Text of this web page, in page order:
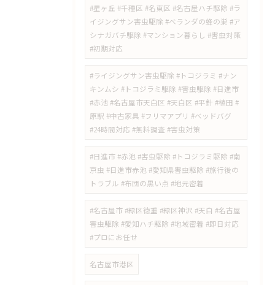
#星ヶ丘 #千種区 #名東区 #名古屋ハチ駆除 #ラ
イジングサン害虫駆除 #ベランダの蜂の巣 #ア
シナガバチ駆除 #マンション暮らし #害虫対策
#初期対応
#ライジングサン害虫駆除 #トコジラミ #ナン
キンムシ #トコジラミ駆除 #害虫駆除 #日進市
#赤池 #名古屋市天白区 #天白区 #平針 #植田 #
原駅 #中古家具 #フリマアプリ #ベッドバグ
#24時間対応 #無料調査 #害虫対策
​#日進市 #赤池 #害虫駆除 #トコジラミ駆除 #南
京虫 #日進市赤池 #愛知県害虫駆除 #旅行後の
トラブル #布団の黒い点 #地元密着
#名古屋市 #緑区徳重 #緑区神沢 #天白 #名古屋
害虫駆除 #愛知ハチ駆除 #地域密着 #即日対応
#プロにお任せ
名古屋市港区